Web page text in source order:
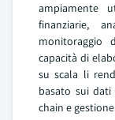
ampiamente
finanziarie,
monitoraggio
capacità di
su scala li
basato sui
chain e